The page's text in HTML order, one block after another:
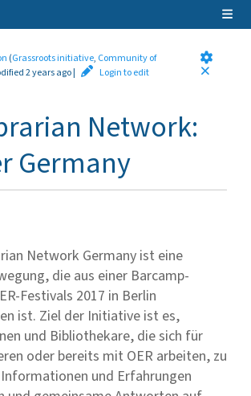
(Grassroots initiative, Community of
2 years ago| Login to edit
Network:
Germany
Network Germany ist eine
die aus einer Barcamp-
Festivals 2017 in Berlin
ist. Ziel der Initiative ist es,
und Bibliothekare, die sich für
oder bereits mit OER arbeiten, zu
und Erfahrungen